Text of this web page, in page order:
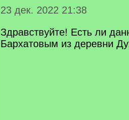
23 дек. 2022 21:38
Здравствуйте! Есть ли
Бархатовым из деревни